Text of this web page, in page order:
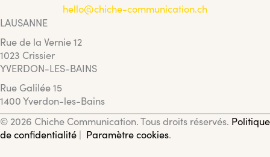
hello@chiche-communication.ch
LAUSANNE
Rue de la Vernie 12
1023 Crissier
YVERDON-LES-BAINS
Rue Galilée 15
1400 Yverdon-les-Bains
© 2026 Chiche Communication. Tous droits réservés. Politique
de confidentialité | Paramètre cookies.